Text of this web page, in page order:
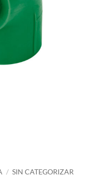
/ SIN CATEGORIZAR